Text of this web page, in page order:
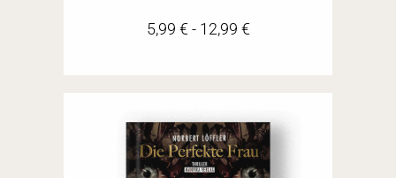
5,99 € - 12,99 €